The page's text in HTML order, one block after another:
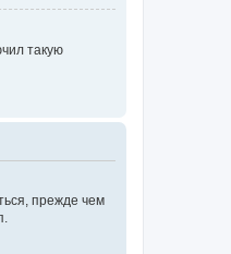
такую
прежде чем